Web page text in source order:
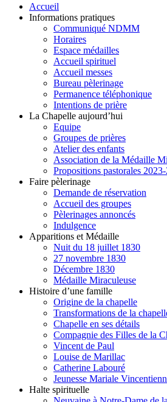
Accueil
Informations pratiques
Communiqué NDMM
Horaires
Espace médailles
Accueil spirituel
Accueil messes
Bureau pèlerinage
Permanence téléphonique
Intentions de prière
La Chapelle aujourd’hui
Equipe
Groupes de prières
Atelier des enfants
Association de la Médaille
Propositions pastorales
Faire pèlerinage
Demande de réservation
Accueil des groupes
Pèlerinages annoncés
Indulgence
Apparitions et Médaille
Nuit du 18 juillet 1830
27 novembre 1830
Décembre 1830
Médaille Miraculeuse
Histoire d’une famille
Origine de la chapelle
Transformations de la
Chapelle en ses détails
Compagnie des Filles de la
Vincent de Paul
Louise de Marillac
Catherine Labouré
Jeunesse Mariale
Halte spirituelle